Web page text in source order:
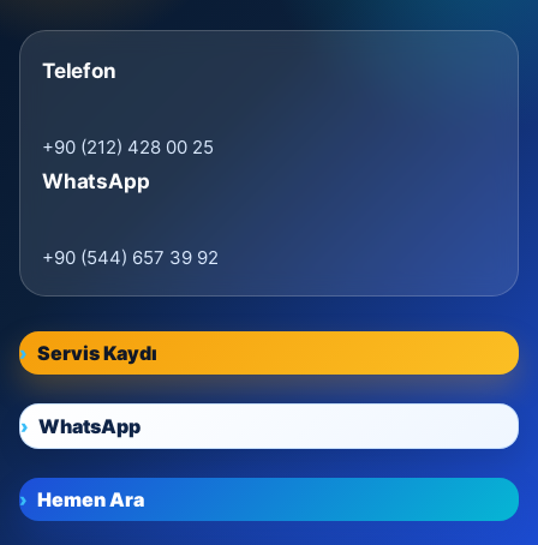
Telefon
+90 (212) 428 00 25
WhatsApp
+90 (544) 657 39 92
Servis Kaydı
WhatsApp
Hemen Ara